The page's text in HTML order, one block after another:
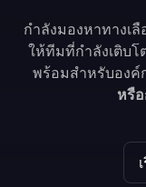
กำลังมองหาทางเ
ให้ทีมที่กำลังเติบ
พร้อมสำหรับองค์
หรื